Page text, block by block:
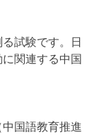
試験です。日
関連する中国
国語教育推進